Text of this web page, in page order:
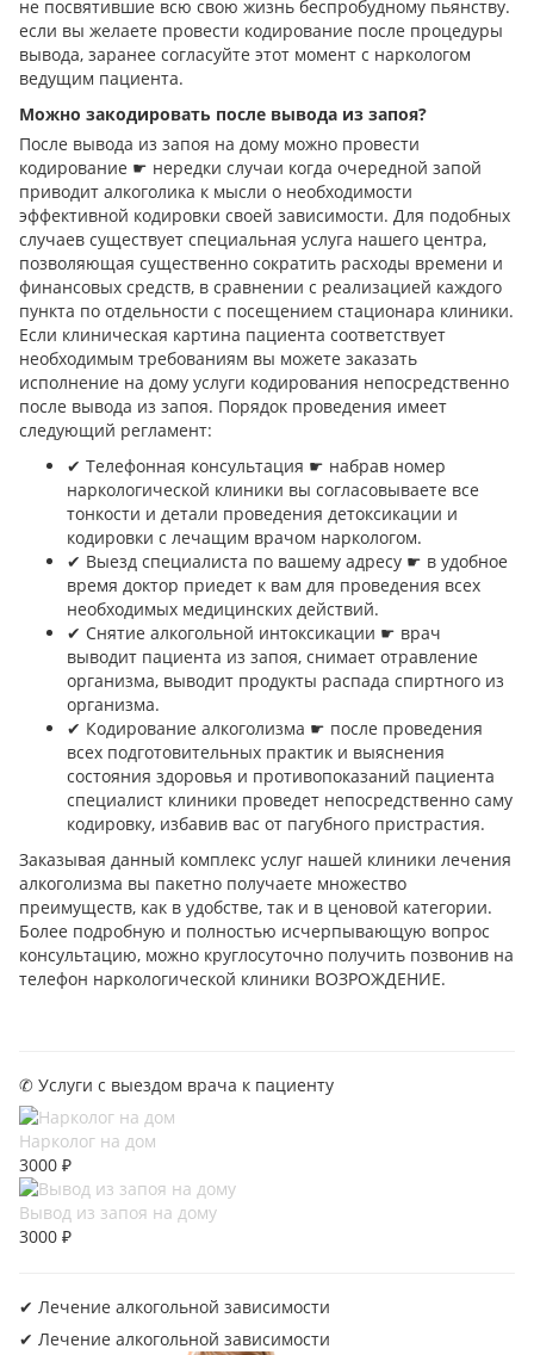
не посвятившие всю свою жизнь беспробудному пьянству.
если вы желаете провести кодирование после процедуры
вывода, заранее согласуйте этот момент с наркологом
ведущим пациента.
Можно закодировать после вывода из запоя?
После вывода из запоя на дому можно провести
кодирование ☛ нередки случаи когда очередной запой
приводит алкоголика к мысли о необходимости
эффективной кодировки своей зависимости. Для подобных
случаев существует специальная услуга нашего центра,
позволяющая существенно сократить расходы времени и
финансовых средств, в сравнении с реализацией каждого
пункта по отдельности с посещением стационара клиники.
Если клиническая картина пациента соответствует
необходимым требованиям вы можете заказать
исполнение на дому услуги кодирования непосредственно
после вывода из запоя. Порядок проведения имеет
следующий регламент:
✔︎ Телефонная консультация ☛ набрав номер
наркологической клиники вы согласовываете все
тонкости и детали проведения детоксикации и
кодировки с лечащим врачом наркологом.
✔︎ Выезд специалиста по вашему адресу ☛ в удобное
время доктор приедет к вам для проведения всех
необходимых медицинских действий.
✔︎ Снятие алкогольной интоксикации ☛ врач
выводит пациента из запоя, снимает отравление
организма, выводит продукты распада спиртного из
организма.
✔︎ Кодирование алкоголизма ☛ после проведения
всех подготовительных практик и выяснения
состояния здоровья и противопоказаний пациента
специалист клиники проведет непосредственно саму
кодировку, избавив вас от пагубного пристрастия.
Заказывая данный комплекс услуг нашей клиники лечения
алкоголизма вы пакетно получаете множество
преимуществ, как в удобстве, так и в ценовой категории.
Более подробную и полностью исчерпывающую вопрос
консультацию, можно круглосуточно получить позвонив на
телефон наркологической клиники ВОЗРОЖДЕНИЕ.
✆ Услуги с выездом врача к пациенту
Нарколог на дом
3000 ₽
Вывод из запоя на дому
3000 ₽
✔︎ Лечение алкогольной зависимости
✔︎ Лечение алкогольной зависимости